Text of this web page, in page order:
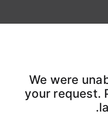
We were
your request.